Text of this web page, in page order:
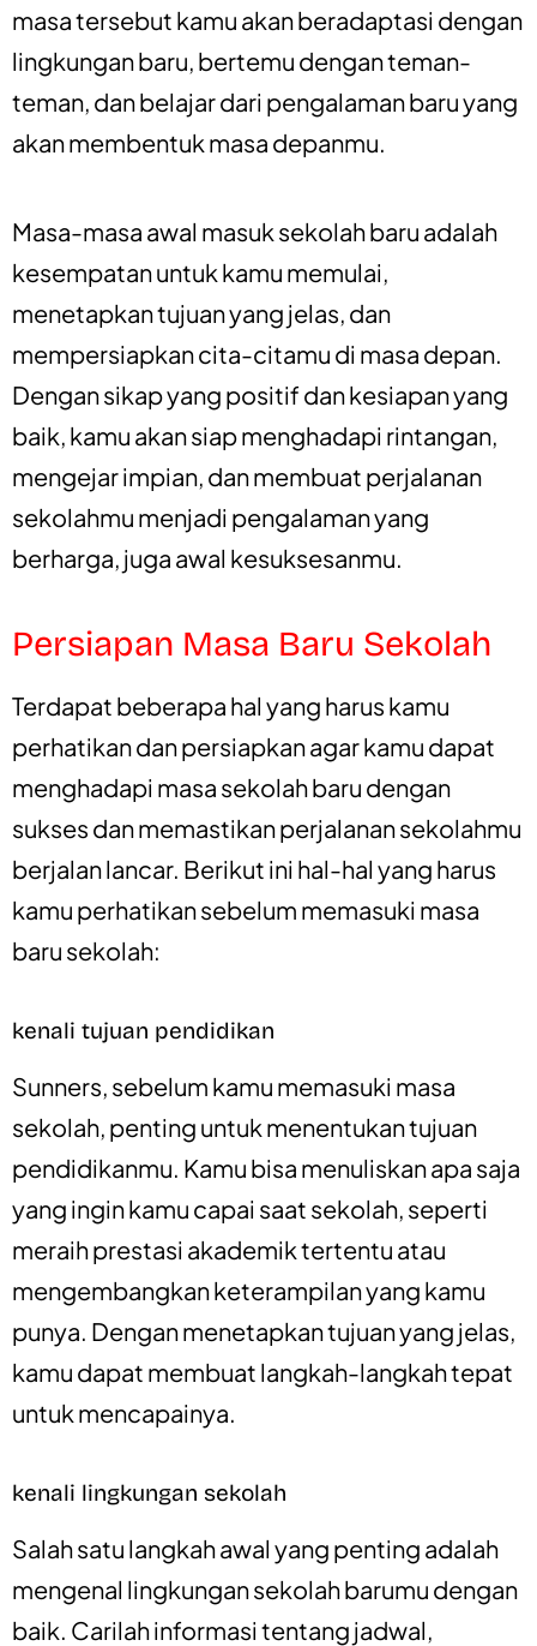
masa tersebut kamu akan beradaptasi dengan
lingkungan baru, bertemu dengan teman-
teman, dan belajar dari pengalaman baru yang
akan membentuk masa depanmu.
Masa-masa awal masuk sekolah baru adalah
kesempatan untuk kamu memulai,
menetapkan tujuan yang jelas, dan
mempersiapkan cita-citamu di masa depan.
Dengan sikap yang positif dan kesiapan yang
baik, kamu akan siap menghadapi rintangan,
mengejar impian, dan membuat perjalanan
sekolahmu menjadi pengalaman yang
berharga, juga awal kesuksesanmu.
Persiapan Masa Baru Sekolah
Terdapat beberapa hal yang harus kamu
perhatikan dan persiapkan agar kamu dapat
menghadapi masa sekolah baru dengan
sukses dan memastikan perjalanan sekolahmu
berjalan lancar. Berikut ini hal-hal yang harus
kamu perhatikan sebelum memasuki masa
baru sekolah:
kenali tujuan pendidikan
Sunners, sebelum kamu memasuki masa
sekolah, penting untuk menentukan tujuan
pendidikanmu. Kamu bisa menuliskan apa saja
yang ingin kamu capai saat sekolah, seperti
meraih prestasi akademik tertentu atau
mengembangkan keterampilan yang kamu
punya. Dengan menetapkan tujuan yang jelas,
kamu dapat membuat langkah-langkah tepat
untuk mencapainya.
kenali lingkungan sekolah
Salah satu langkah awal yang penting adalah
mengenal lingkungan sekolah barumu dengan
baik. Carilah informasi tentang jadwal,